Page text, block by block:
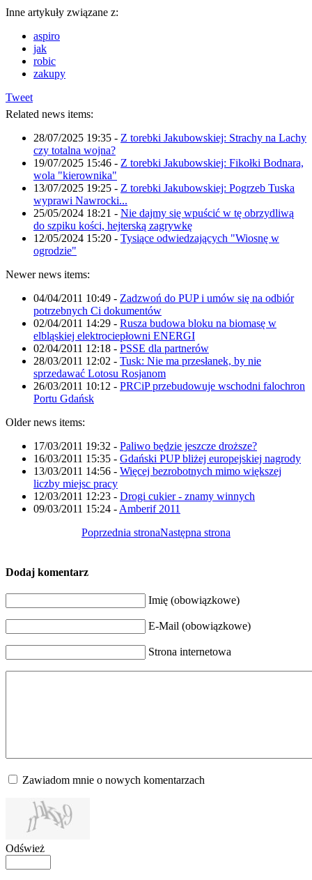
Inne artykuły związane z:
aspiro
jak
robic
zakupy
Tweet
Related news items:
28/07/2025 19:35 - Z torebki Jakubowskiej: Strachy na Lachy
czy totalna wojna?
19/07/2025 15:46 - Z torebki Jakubowskiej: Fikołki Bodnara,
wola "kierownika"
13/07/2025 19:25 - Z torebki Jakubowskiej: Pogrzeb Tuska
wyprawi Nawrocki...
25/05/2024 18:21 - Nie dajmy się wpuścić w tę obrzydliwą
do szpiku kości, hejterską zagrywkę
12/05/2024 15:20 - Tysiące odwiedzających "Wiosnę w
ogrodzie"
Newer news items:
04/04/2011 10:49 - Zadzwoń do PUP i umów się na odbiór
potrzebnych Ci dokumentów
02/04/2011 14:29 - Rusza budowa bloku na biomasę w
elbląskiej elektrociepłowni ENERGI
02/04/2011 12:18 - PSSE dla partnerów
28/03/2011 12:02 - Tusk: Nie ma przesłanek, by nie
sprzedawać Lotosu Rosjanom
26/03/2011 10:12 - PRCiP przebudowuje wschodni falochron
Portu Gdańsk
Older news items:
17/03/2011 19:32 - Paliwo będzie jeszcze droższe?
16/03/2011 15:35 - Gdański PUP bliżej europejskiej nagrody
13/03/2011 14:56 - Więcej bezrobotnych mimo większej
liczby miejsc pracy
12/03/2011 12:23 - Drogi cukier - znamy winnych
09/03/2011 15:24 - Amberif 2011
Poprzednia stronaNastępna strona
Dodaj komentarz
Imię (obowiązkowe)
E-Mail (obowiązkowe)
Strona internetowa
Zawiadom mnie o nowych komentarzach
Odśwież